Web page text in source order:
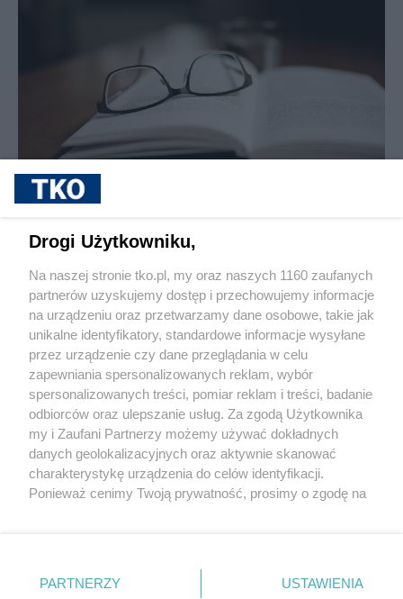
sponsorowane
czytania hurtowo? Korzyści dla sklepów i
Pokaż więcej
Reklama Tematy Archiwum artykułów
Drogi Użytkowniku,
Na naszej stronie tko.pl, my oraz naszych 1160 zaufanych
partnerów uzyskujemy dostęp i przechowujemy informacje
na urządzeniu oraz przetwarzamy dane osobowe, takie jak
unikalne identyfikatory, standardowe informacje wysyłane
przez urządzenie czy dane przeglądania w celu
zapewniania spersonalizowanych reklam, wybór
spersonalizowanych treści, pomiar reklam i treści, badanie
odbiorców oraz ulepszanie usług. Za zgodą Użytkownika
my i Zaufani Partnerzy możemy używać dokładnych
danych geolokalizacyjnych oraz aktywnie skanować
charakterystykę urządzenia do celów identyfikacji.
Ponieważ cenimy Twoją prywatność, prosimy o zgodę na
znajdujący się w lewym dolnym rogu strony
. Niektóre
rodzaje przetwarzania danych nie wymagają zgody
PARTNERZY USTAWIENIA